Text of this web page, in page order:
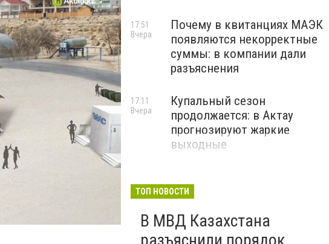
Почему в квитанциях МАЭК
появляются некорректные
суммы: в компании дали
разъяснения
17:51
Вчера
Купальный сезон
продолжается: в Актау
прогнозируют жаркие
выходные
17:11
Вчера
ТОП НОВОСТИ
В МВД Казахстана